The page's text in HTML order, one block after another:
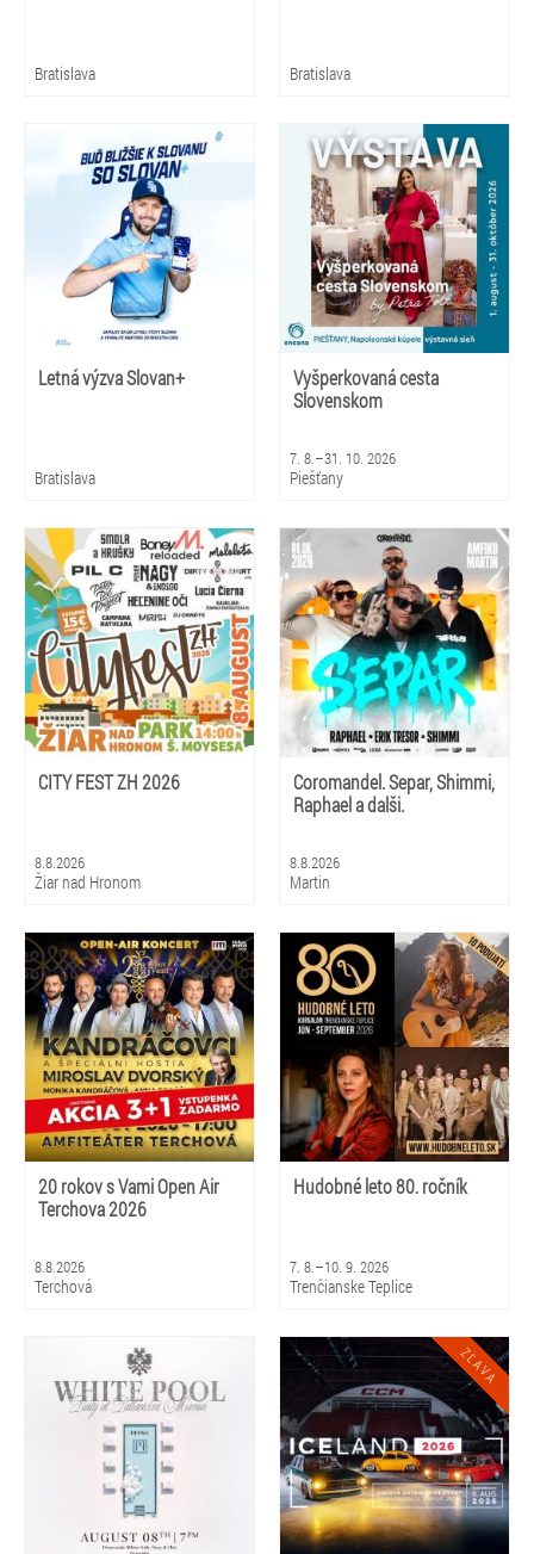
Bratislava Bratislava
Letná výzva Slovan+
Bratislava
Vyšperkovaná cesta
Slovenskom
7. 8.–31. 10. 2026
Piešťany
CITY FEST ZH 2026
8.8.2026
Žiar nad Hronom
Coromandel. Separ, Shimmi,
Raphael a dalši.
8.8.2026
Martin
20 rokov s Vami Open Air
Terchova 2026
8.8.2026
Terchová
Hudobné leto 80. ročník
7. 8.–10. 9. 2026
Trenčianske Teplice